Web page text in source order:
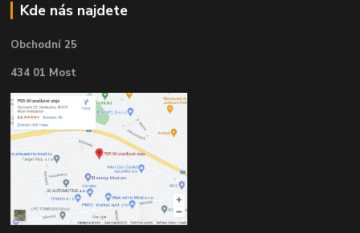
Kde nás najdete
Obchodní 25
434 01 Most